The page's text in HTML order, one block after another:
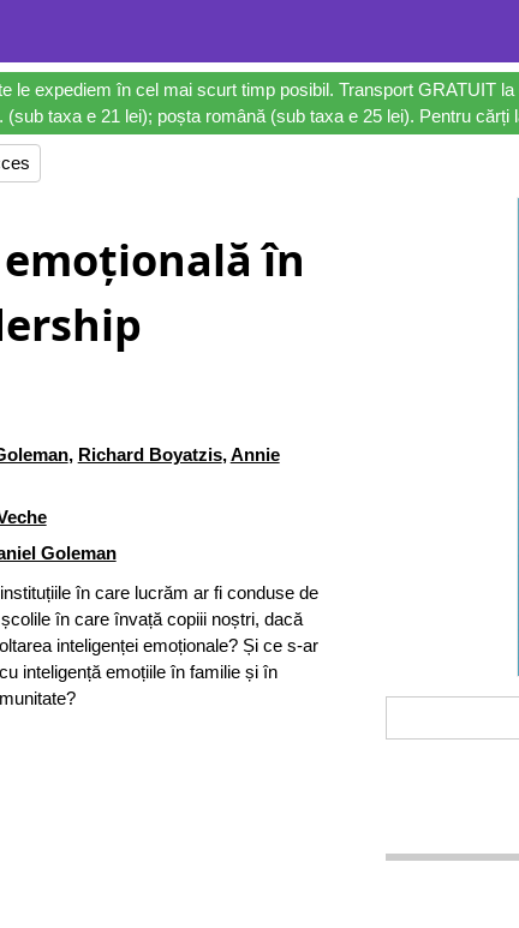
le expediem în cel mai scurt timp posibil. Transport GRATUIT
taxa e 21 lei); poșta română (sub taxa e 25 lei). Pentru
în
, Richard Boyatzis,Annie
Goleman
în care lucrăm ar fi conduse de
în care învață copiii noștri, dacă
inteligenței emoționale? Și ce s-ar
inteligență emoțiile în familie și în